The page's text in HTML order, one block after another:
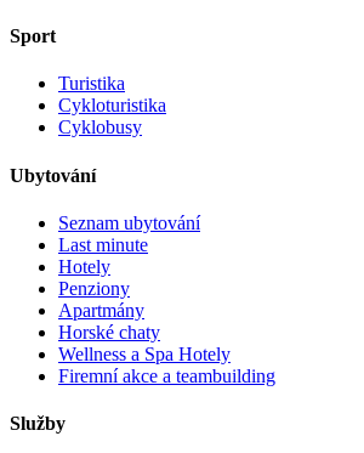
Sport
Turistika
Cykloturistika
Cyklobusy
Ubytování
Seznam ubytování
Last minute
Hotely
Penziony
Apartmány
Horské chaty
Wellness a Spa Hotely
Firemní akce a teambuilding
Služby